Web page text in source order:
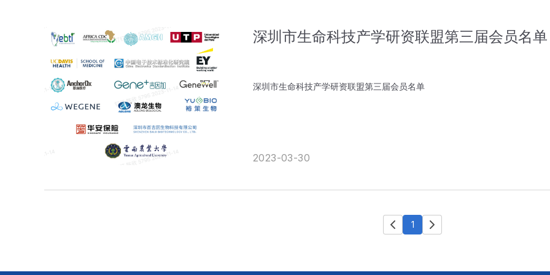
深圳市生命科技产学研资联盟第三届会员名单
深圳市生命科技产学研资联盟第三届会员名单
2023-03-30
1